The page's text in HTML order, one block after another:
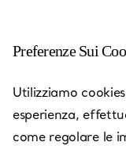
Torna a Trova un
Preferenze Sui
Utilizziamo
esperienza,
come regolare le